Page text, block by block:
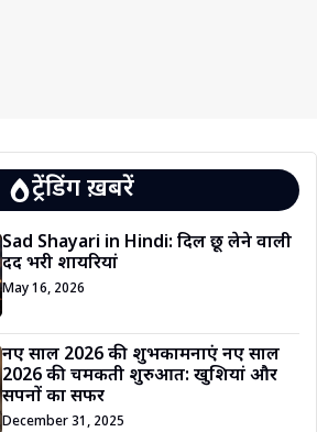
ट्रेंडिंग ख़बरें
Sad Shayari in Hindi: दिल छू लेने वाली
दर्द भरी शायरियां
May 16, 2026
नए साल 2026 की शुभकामनाएं नए साल
2026 की चमकती शुरुआत: खुशियां और
सपनों का सफर
December 31, 2025